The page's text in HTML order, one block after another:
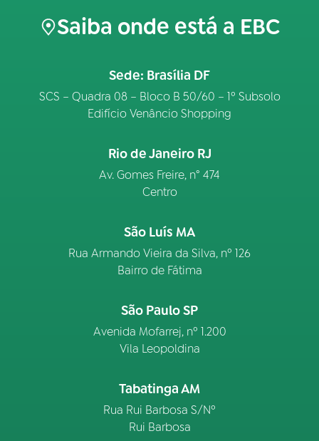
Saiba onde está a EBC
Sede: Brasília DF
SCS – Quadra 08 – Bloco B 50/60 – 1º Subsolo
Edifício Venâncio Shopping
Rio de Janeiro RJ
Av. Gomes Freire, n° 474
Centro
São Luís MA
Rua Armando Vieira da Silva, nº 126
Bairro de Fátima
São Paulo SP
Avenida Mofarrej, nº 1.200
Vila Leopoldina
Tabatinga AM
Rua Rui Barbosa S/Nº
Rui Barbosa